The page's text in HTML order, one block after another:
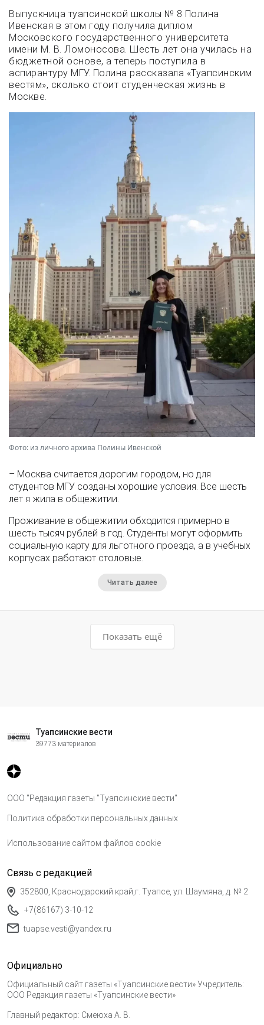
Выпускница туапсинской школы № 8 Полина
Ивенская в этом году получила диплом
Московского государственного университета
имени М. В. Ломоносова. Шесть лет она училась на
бюджетной основе, а теперь поступила в
аспирантуру МГУ. Полина рассказала «Туапсинским
вестям», сколько стоит студенческая жизнь в
Москве.
Фото: из личного архива Полины Ивенской
– Москва считается дорогим городом, но для
студентов МГУ созданы хорошие условия. Все шесть
лет я жила в общежитии.
Проживание в общежитии обходится примерно в
шесть тысяч рублей в год. Студенты могут оформить
социальную карту для льготного проезда, а в учебных
корпусах работают столовые.
Читать далее
Показать ещё
Туапсинские вести
39773 материалов
ООО "Редакция газеты "Туапсинские вести"
Политика обработки персональных данных
Использование сайтом файлов cookie
Связь с редакцией
352800, Краснодарский край,г. Туапсе, ул. Шаумяна, д. № 2
+7(86167) 3-10-12
tuapse.vesti@yandex.ru
Официально
Официальный сайт газеты «Туапсинские вести» Учредитель:
ООО Редакция газеты «Туапсинские вести»
Главный редактор: Смеюха А. В.